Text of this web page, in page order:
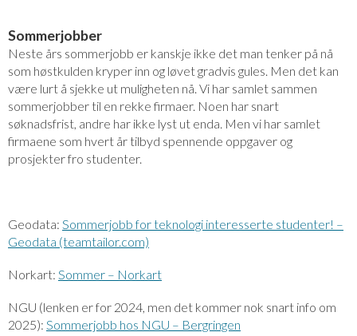
Sommerjobber
Neste års sommerjobb er kanskje ikke det man tenker på nå
som høstkulden kryper inn og løvet gradvis gules. Men det kan
være lurt å sjekke ut muligheten nå. Vi har samlet sammen
sommerjobber til en rekke firmaer. Noen har snart
søknadsfrist, andre har ikke lyst ut enda. Men vi har samlet
firmaene som hvert år tilbyd spennende oppgaver og
prosjekter fro studenter.
Geodata: Sommerjobb for teknologi interesserte studenter! –
Geodata (teamtailor.com)
Norkart: Sommer – Norkart
NGU (lenken er for 2024, men det kommer nok snart info om
2025): Sommerjobb hos NGU – Bergringen